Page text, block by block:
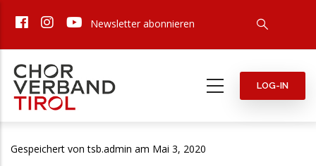
zum
Newsletter abonnieren
LOG-IN
Gespeichert vontsb.admin am Mai 3, 2020